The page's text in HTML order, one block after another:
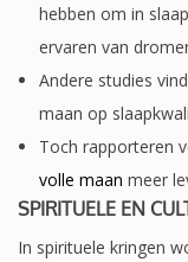
hebben om in
ervaren van
Andere studies
maan op
Toch rapporteren
volle maan meer
SPIRITUELE EN
In spirituele kringen